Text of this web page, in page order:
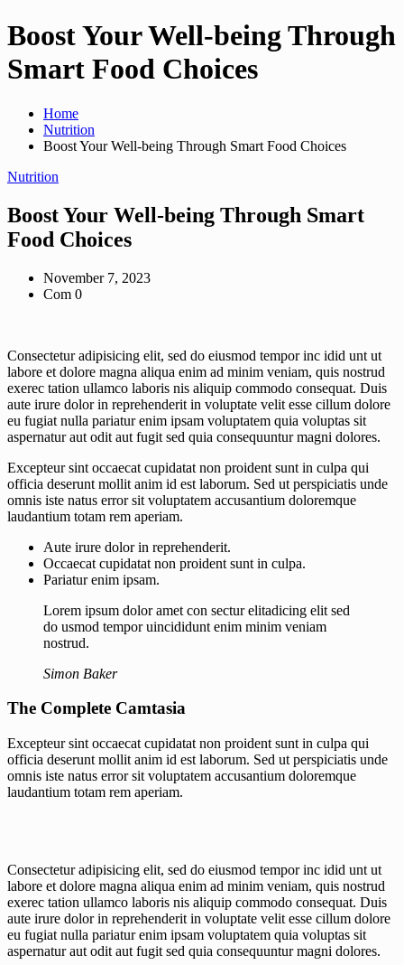
Boost Your Well-being Through
Smart Food Choices
Home
Nutrition
Boost Your Well-being Through Smart Food Choices
Nutrition
Boost Your Well-being Through Smart
Food Choices
November 7, 2023
Com 0
Consectetur adipisicing elit, sed do eiusmod tempor inc idid unt ut
labore et dolore magna aliqua enim ad minim veniam, quis nostrud
exerec tation ullamco laboris nis aliquip commodo consequat. Duis
aute irure dolor in reprehenderit in voluptate velit esse cillum dolore
eu fugiat nulla pariatur enim ipsam voluptatem quia voluptas sit
aspernatur aut odit aut fugit sed quia consequuntur magni dolores.
Excepteur sint occaecat cupidatat non proident sunt in culpa qui
officia deserunt mollit anim id est laborum. Sed ut perspiciatis unde
omnis iste natus error sit voluptatem accusantium doloremque
laudantium totam rem aperiam.
Aute irure dolor in reprehenderit.
Occaecat cupidatat non proident sunt in culpa.
Pariatur enim ipsam.
Lorem ipsum dolor amet con sectur elitadicing elit sed
do usmod tempor uincididunt enim minim veniam
nostrud.
Simon Baker
The Complete Camtasia
Excepteur sint occaecat cupidatat non proident sunt in culpa qui
officia deserunt mollit anim id est laborum. Sed ut perspiciatis unde
omnis iste natus error sit voluptatem accusantium doloremque
laudantium totam rem aperiam.
Consectetur adipisicing elit, sed do eiusmod tempor inc idid unt ut
labore et dolore magna aliqua enim ad minim veniam, quis nostrud
exerec tation ullamco laboris nis aliquip commodo consequat. Duis
aute irure dolor in reprehenderit in voluptate velit esse cillum dolore
eu fugiat nulla pariatur enim ipsam voluptatem quia voluptas sit
aspernatur aut odit aut fugit sed quia consequuntur magni dolores.